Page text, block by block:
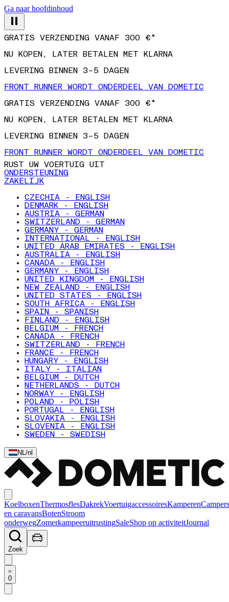
Ga naar hoofdinhoud
NU KOPEN, LATER BETALEN MET KLARNA
LEVERING BINNEN 3–5 DAGEN
FRONT RUNNER WORDT ONDERDEEL VAN DOMETIC
GRATIS VERZENDING VANAF 300 €*
NU KOPEN, LATER BETALEN MET KLARNA
LEVERING BINNEN 3–5 DAGEN
FRONT RUNNER WORDT ONDERDEEL VAN DOMETIC
RUST UW VOERTUIG UIT
ONDERSTEUNING
ZAKELIJK
CZECHIA - ENGLISH
DENMARK - ENGLISH
AUSTRIA - GERMAN
SWITZERLAND - GERMAN
GERMANY - GERMAN
INTERNATIONAL - ENGLISH
UNITED ARAB EMIRATES - ENGLISH
AUSTRALIA - ENGLISH
CANADA - ENGLISH
GERMANY - ENGLISH
UNITED KINGDOM - ENGLISH
NEW ZEALAND - ENGLISH
UNITED STATES - ENGLISH
SOUTH AFRICA - ENGLISH
SPAIN - SPANISH
FINLAND - ENGLISH
BELGIUM - FRENCH
CANADA - FRENCH
SWITZERLAND - FRENCH
FRANCE - FRENCH
HUNGARY - ENGLISH
ITALY - ITALIAN
BELGIUM - DUTCH
NETHERLANDS - DUTCH
NORWAY - ENGLISH
POLAND - POLISH
PORTUGAL - ENGLISH
SLOVAKIA - ENGLISH
SLOVENIA - ENGLISH
SWEDEN - SWEDISH
NL/nl
KoelboxenThermosflesDakrekVoertuigaccessoiresKamperenCampers
en caravansBotenStroom
onderwegZomerkampeeruitrustingSaleShop op activiteitJournal
Zoek
0